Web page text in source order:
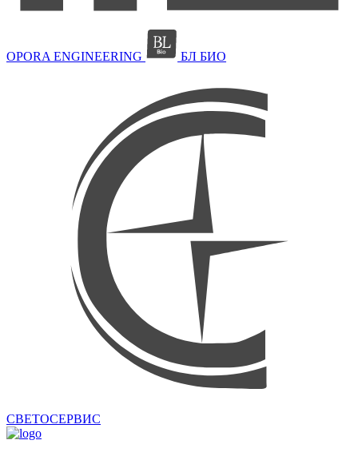
OPORA ENGINEERING БЛ БИО
СВЕТОСЕРВИС